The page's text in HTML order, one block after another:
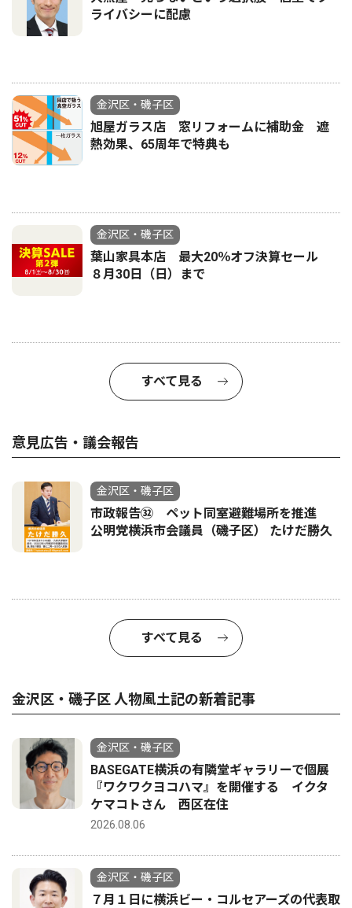
ライバシーに配慮
金沢区・磯子区
旭屋ガラス店 窓リフォームに補助金 遮
熱効果、65周年で特典も
金沢区・磯子区
葉山家具本店 最大20％オフ決算セール
８月30日（日）まで
すべて見る
意見広告・議会報告
金沢区・磯子区
市政報告㉜ ペット同室避難場所を推進
公明党横浜市会議員（磯子区） たけだ勝久
すべて見る
金沢区・磯子区 人物風土記の新着記事
金沢区・磯子区
BASEGATE横浜の有隣堂ギャラリーで個展
『ワクワクヨコハマ』を開催する イクタ
ケマコトさん 西区在住
2026.08.06
金沢区・磯子区
７月１日に横浜ビー・コルセアーズの代表取